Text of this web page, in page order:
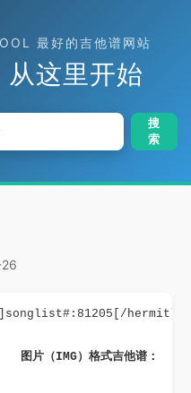
最好的吉他谱网站
这里开始
搜
索
hermit]
图片（IMG）格式吉他谱：